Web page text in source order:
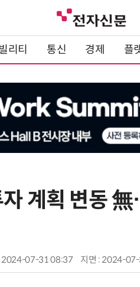
리티 통신 경제 플
계획 변동
2024-07-31 08:37 지면 :2024-